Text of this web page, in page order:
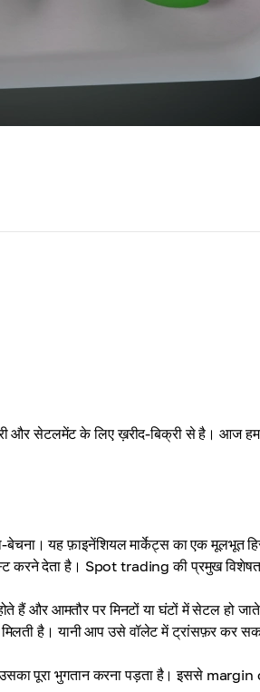
और सेटलमेंट के लिए ख़रीद-बिक्री से है। आज हम
यह फ़ाइनेंशियल मार्केट्स का एक मूलभूत
करने देता है। Spot trading की प्रमुख
हैं और आमतौर पर मिनटों या घंटों में सेटल हो
है। यानी आप उसे वॉलेट में ट्रांसफ़र कर
पूरा भुगतान करना पड़ता है। इससे